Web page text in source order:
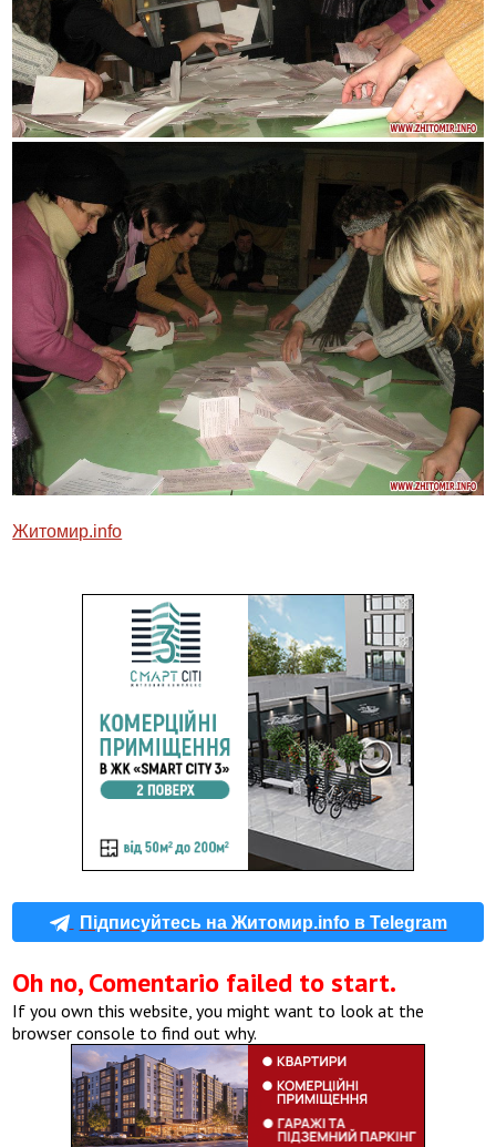
Житомир.info
Підписуйтесь на Житомир.info в Telegram
Oh no, Comentario failed to start.
If you own this website, you might want to look at the
browser console to find out why.